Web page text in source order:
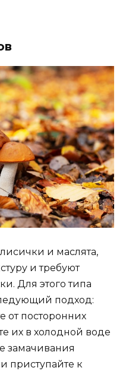
и маслята,
и требуют
Для этого типа
подход:
от посторонних
их в холодной воде
замачивания
приступайте к